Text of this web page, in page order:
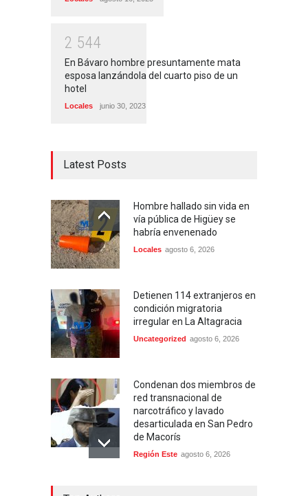
2 544
En Bávaro hombre presuntamente mata
esposa lanzándola del cuarto piso de un
hotel
Locales junio 30, 2023
Latest Posts
Hombre hallado sin vida en
vía pública de Higüey se
habría envenenado
Locales agosto 6, 2026
Detienen 114 extranjeros en
condición migratoria
irregular en La Altagracia
Uncategorized agosto 6, 2026
Condenan dos miembros de
red transnacional de
narcotráfico y lavado
desarticulada en San Pedro
de Macorís
Región Este agosto 6, 2026